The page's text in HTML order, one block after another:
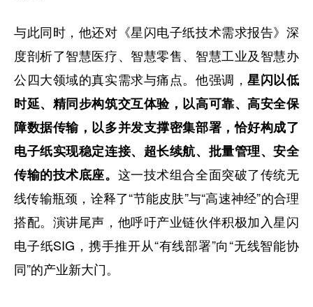
与此同时，他还对《星闪电子纸技术需求报告》深
度剖析了智慧医疗、智慧零售、智慧工业及智慧办
公四大领域的真实需求与痛点。他强调，星闪以低
时延、精同步构筑交互体验，以高可靠、高安全保
障数据传输，以多并发支撑密集部署，恰好构成了
电子纸实现稳定连接、超长续航、批量管理、安全
传输的技术底座。 这一技术组合全面突破了传统无
线传输瓶颈，诠释了“节能皮肤”与“高速神经”的合理
搭配。演讲尾声，他呼吁产业链伙伴积极加入星闪
电子纸SIG，携手推开从“有线部署”向“无线智能协
同”的产业新大门。